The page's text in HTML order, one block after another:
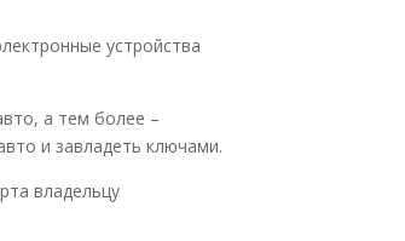
устройства
а тем более –
и завладеть ключами.
владельцу